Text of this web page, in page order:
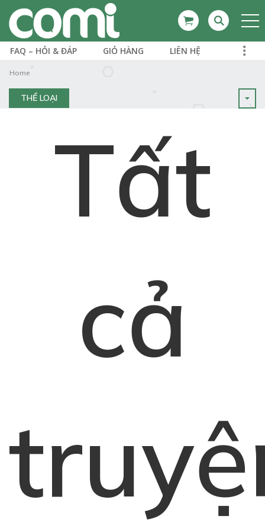
FAQ – HỎI & ĐÁP GIỎ HÀNG LIÊN HỆ
Home
THỂ LOẠI
Tất
cả